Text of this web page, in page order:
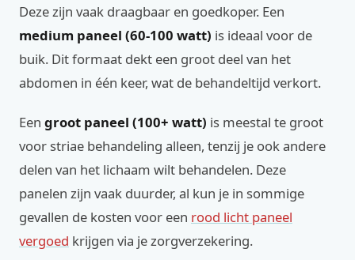
Deze zijn vaak draagbaar en goedkoper. Een
medium paneel (60-100 watt) is ideaal voor de
buik. Dit formaat dekt een groot deel van het
abdomen in één keer, wat de behandeltijd verkort.
Een groot paneel (100+ watt) is meestal te groot
voor striae behandeling alleen, tenzij je ook andere
delen van het lichaam wilt behandelen. Deze
panelen zijn vaak duurder, al kun je in sommige
gevallen de kosten voor een rood licht paneel
vergoed krijgen via je zorgverzekering.